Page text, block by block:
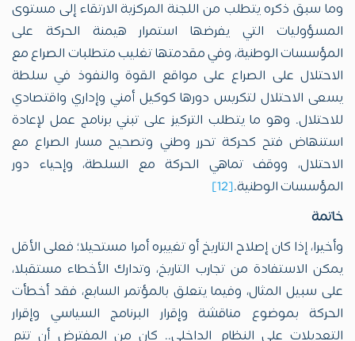
وما سبق ذكره يتطلب من اللجنة المركزية الارتقاء إلى مستوى
المسؤوليات التي يفرضها استمرار هيمنة الحركة على
المؤسسات الوطنية، وفي مقدمتها تغليب متطلبات الصراع مع
الاحتلال على الصراع على مواقع القوة والنفوذ في سلطة
يسعى الاحتلال لتكريس دورها كوكيل أمني وإداري واقتصادي
للاحتلال. وهو ما يتطلب التركيز على تبني برنامج عمل لإعادة
استنهاض فتح كحركة تحرر وطني وتصحيح مسار الصراع مع
الاحتلال، ووقف تماهي الحركة مع السلطة، وإحياء دور
المؤسسات الوطنية.[12]
خاتمة
وأخيرا، إذا كان إصلاح التاريخ أو تغييره أمرا مستحيلا؛ فعلى الأقل
يمكن الاستفادة من تجارب التاريخ، وتدارك الأخطاء مستقبلا،
على سبيل المثال، وفيما يتعلق بالمؤتمر السابع، فقد أخطأت
الحركة بموضوع مناقشة وإقرار البرنامج السياسي وإقرار
التعديلات على النظام الداخلي.. كان من المفترض أن تتم